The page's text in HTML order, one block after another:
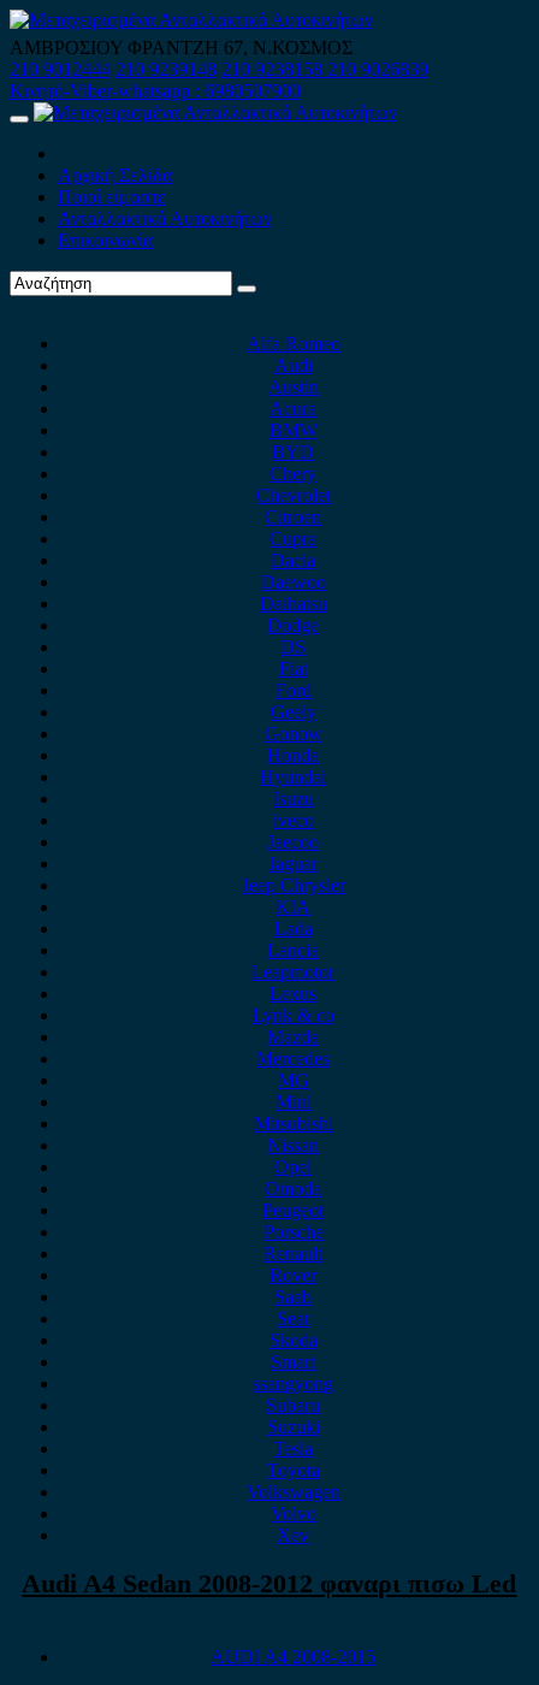
Skip
to
content
ΑΜΒΡΟΣΙΟΥ ΦΡΑΝΤΖΗ 67, Ν.ΚΟΣΜΟΣ
210 9012444 210 9239148 210 9238158 210 9026839
Κινητό-Viber-whatsapp : 6980507900
Primary
Αρχική Σελίδα
Ποιοί είμαστε
Ανταλλακτικά Αυτοκινήτων
Επικοινωνία
Alfa Romeo
Audi
Austin
Acura
BMW
BYD
Chery
Chevrolet
Citroen
Cupra
Dacia
Daewoo
Daihatsu
Dodge
DS
Fiat
Ford
Geely
Gonow
Honda
Hyundai
Isuzu
iveco
Jaecoo
Jaguar
Jeep Chrysler
KIA
Lada
Lancia
Leapmotor
Lexus
Lynk & co
Mazda
Mercedes
MG
Mini
Mitsubishi
Nissan
Opel
Omoda
Peugeot
Porsche
Renault
Rover
Saab
Seat
Skoda
Smart
ssangyong
Subaru
Suzuki
Tesla
Toyota
Volkswagen
Volvo
Xev
Audi A4 Sedan 2008-2012 φαναρι πισω Led
AUDI A4 2008-2015